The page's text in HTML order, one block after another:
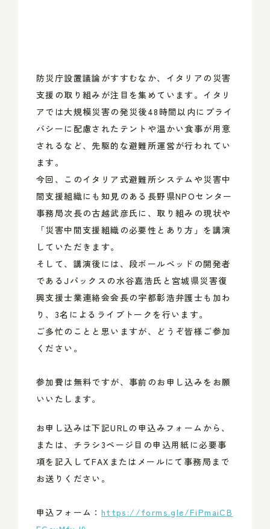
防災庁設置議論がすすむなか、イタリアの災害
支援の取り組みが注目を集めています。イタリ
アでは大規模災害の発災後48時間以内にプライ
バシーに配慮されたテントや温かい食事が用意
されるなど、先駆的な避難所運営が行われてい
ます。
今回、このイタリア式避難所システムや災害中
間支援組織にも知見のある長野県NPOセンター
事務局次長の古越武彦氏に、取り組みの現状や
「災害中間支援組織の必要性とあり方」を講演
していただきます。
そして、講演後には、段ボールベッドの開発者
であるJパックスの水谷嘉浩氏と宮城県災害復
興支援士業連絡会会長の宇都彰浩弁護士も加わ
り、3名によるライブトークを行います。
ご多忙のことと思いますが、どうぞ皆様ご参加
ください。
参加費は無料ですが、事前のお申し込みをお願
いいたします。
お申し込みは下記URLの申込みフォームから、
または、チラシ3ページ目の申込用紙に必要事
項を記入してFAXまたはメールにて事務局まで
お送りください。
申込フォーム： https://forms.gle/FiPmaiCB